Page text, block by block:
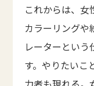
これからは、
カラーリングや
レーターという
す。やりたいこ